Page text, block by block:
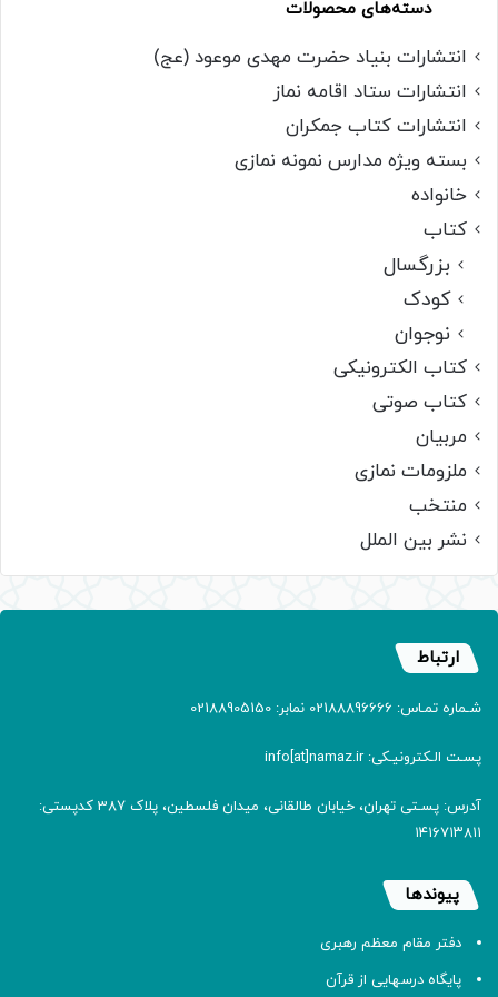
دسته‌های محصولات
انتشارات بنیاد حضرت مهدی موعود (عج)
انتشارات ستاد اقامه نماز
انتشارات کتاب جمکران
بسته ویژه مدارس نمونه نمازی
خانواده
کتاب
بزرگسال
کودک
نوجوان
کتاب الکترونیکی
کتاب صوتی
مربیان
ملزومات نمازی
منتخب
نشر بین الملل
ارتباط
شـماره تمـاس: 02188896666 نمابر: 02188905150
پسـت الـکترونیـکی: info[at]namaz.ir
آدرس: پسـتی تهران، خیابان طالقانی، میدان فلسطین، پلاک 387 کدپستی:
۱۴۱۶۷۱۳۸۱۱
پیوندها
دفتر مقام معظم رهبری
پایگاه درسهایی از قرآن